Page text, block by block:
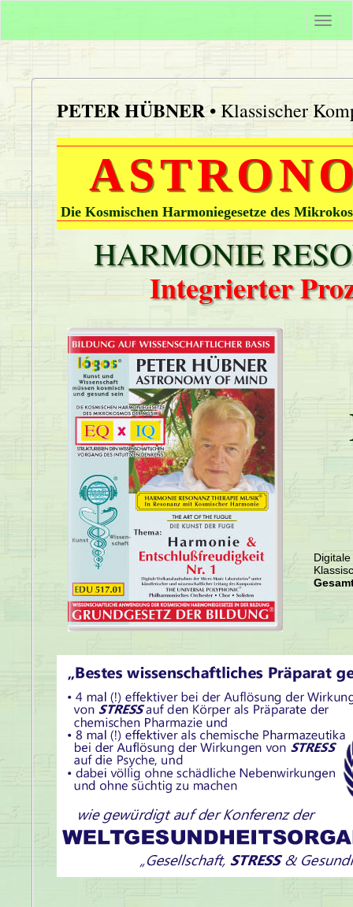
PETER HÜBNER• Klassischer
Die Kosmischen Harmoniegesetze des
HARMONIE
Integrierter